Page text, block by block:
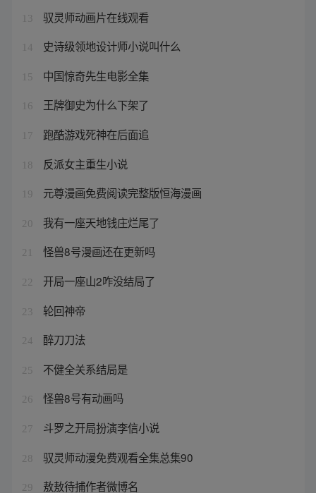
13 驭灵师动画片在线观看
14 史诗级领地设计师小说叫什么
15 中国惊奇先生电影全集
16 王牌御史为什么下架了
17 跑酷游戏死神在后面追
18 反派女主重生小说
19 元尊漫画免费阅读完整版恒海漫画
20 我有一座天地钱庄烂尾了
21 怪兽8号漫画还在更新吗
22 开局一座山2咋没结局了
23 轮回神帝
24 醉刀刀法
25 不健全关系结局是
26 怪兽8号有动画吗
27 斗罗之开局扮演李信小说
28 驭灵师动漫免费观看全集总集90
29 敖敖待捕作者微博名